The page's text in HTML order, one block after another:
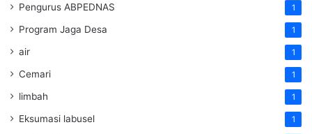
Pengurus ABPEDNAS 1
Program Jaga Desa 1
air 1
Cemari 1
limbah 1
Eksumasi labusel 1